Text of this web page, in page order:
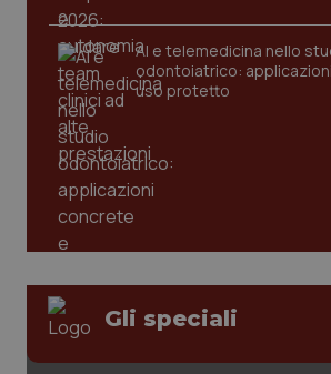
AI e telemedicina nello
odontoiatrico:
uso protetto
Gli speciali
tracking-sites-ironfish-
tracking-enable
tracking-sites-ironfish-
_ga